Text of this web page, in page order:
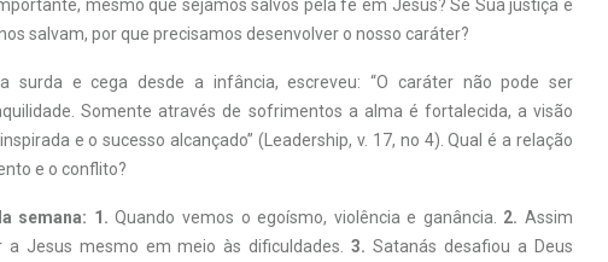
mesmo que sejamos salvos pela fé em Jesus? Se Sua justiça e
salvam, por que precisamos desenvolver o nosso caráter?
surda e cega desde a infância, escreveu: “O caráter não pode ser
Somente através de sofrimentos a alma é fortalecida, a visão
e o sucesso alcançado” (Leadership, v. 17, no 4). Qual é a relação
e o conflito?
semana: 1. Quando vemos o egoísmo, violência e ganância. 2. Assim
a Jesus mesmo em meio às dificuldades.3. Satanás desafiou a Deus